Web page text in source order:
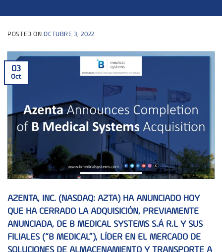
POSTED ONOCTUBRE 3, 2022
03
Oct
AZENTA, INC. (NASDAQ: AZTA) HA ANUNCIADO HOY
QUE HA CERRADO LA ADQUISICIÓN, PREVIAMENTE
ANUNCIADA, DE B MEDICAL SYSTEMS S.Á R.L Y SUS
FILIALES (“B MEDICAL”), LÍDER EN EL MERCADO DE
SOLUCIONES DE ALMACENAMIENTO Y TRANSPORTE A